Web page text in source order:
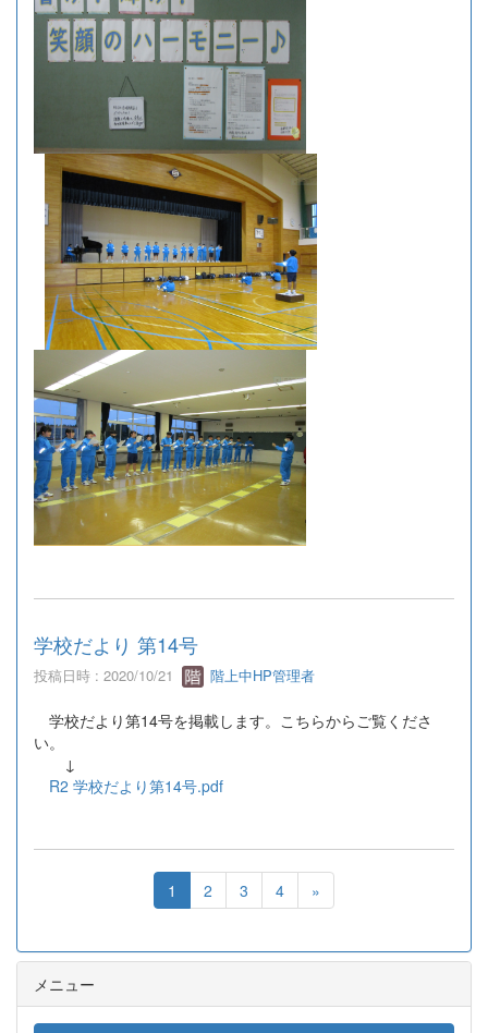
学校だより 第14号
投稿日時 : 2020/10/21 階上中HP管理者
学校だより第14号を掲載します。こちらからご覧くださ
い。
↓
R2 学校だより第14号.pdf
1 2 3 4 »
メニュー